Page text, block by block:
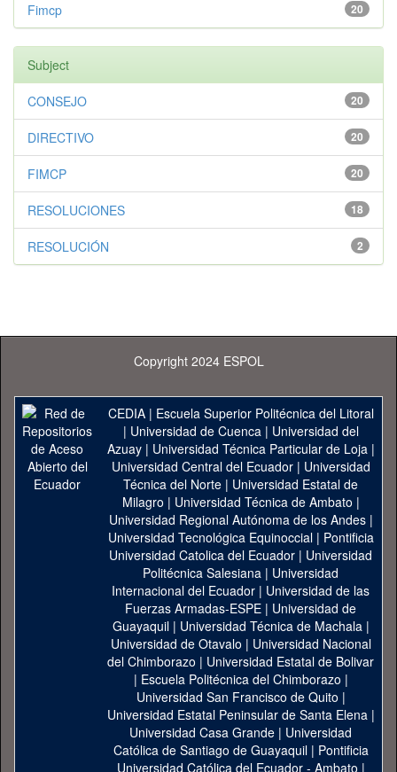
20
Fimcp
Subject
20
CONSEJO
20
DIRECTIVO
20
FIMCP
18
RESOLUCIONES
2
RESOLUCIÓN
Copyright 2024 ESPOL
CEDIA| Escuela Superior Politécnica del Litoral
| Universidad de Cuenca| Universidad del
Azuay| Universidad Técnica Particular de Loja|
Universidad Central del Ecuador| Universidad
Técnica del Norte | Universidad Estatal de
Milagro | Universidad Técnica de Ambato |
Universidad Regional Autónoma de los Andes|
Universidad Tecnológica Equinoccial| Pontificia
Universidad Catolica del Ecuador | Universidad
Politécnica Salesiana | Universidad
Internacional del Ecuador | Universidad de las
Fuerzas Armadas-ESPE | Universidad de
Guayaquil| Universidad Técnica de Machala|
Universidad de Otavalo | Universidad Nacional
del Chimborazo | Universidad Estatal de Bolivar
| Escuela Politécnica del Chimborazo |
Universidad San Francisco de Quito |
Universidad Estatal Peninsular de Santa Elena|
Universidad Casa Grande | Universidad
Católica de Santiago de Guayaquil| Pontificia
Universidad Católica del Ecuador - Ambato |